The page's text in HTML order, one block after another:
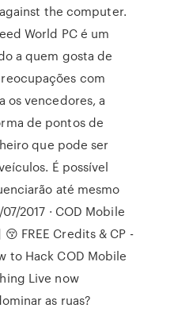
the computer.
World PC é um
a quem gosta de
com
os vencedores, a
de pontos de
que pode ser
É possível
até mesmo
2017 · COD Mobile
FREE Credits & CP -
to Hack COD Mobile
Live now
as ruas?